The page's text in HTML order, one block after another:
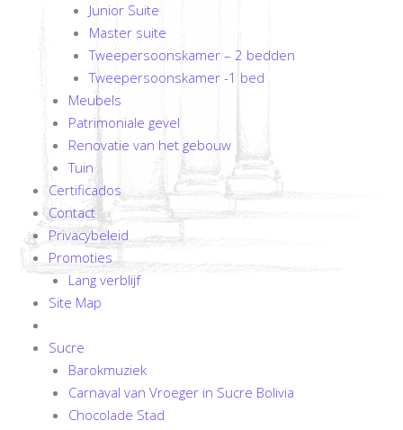
Junior Suite
Master suite
Tweepersoonskamer – 2 bedden
Tweepersoonskamer -1 bed
Meubels
Patrimoniale gevel
Renovatie van het gebouw
Tuin
Certificados
Contact
Privacybeleid
Promoties
Lang verblijf
Site Map
Sucre
Barokmuziek
Carnaval van Vroeger in Sucre Bolivia
Chocolade Stad